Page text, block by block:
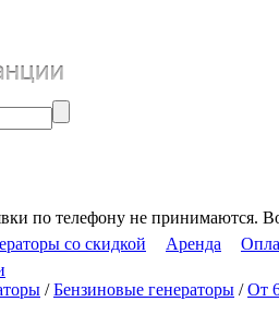
по телефону не принимаются.
со скидкой Аренда
/Бензиновые генераторы /От